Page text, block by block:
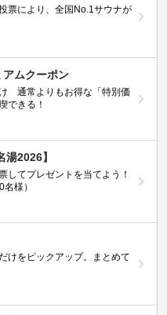
票により、全国No.1サウナが
アムクーポン
通常よりもお得な「特別価
できる！
湯2026】
してプレゼントを当てよう！
様）
けをピックアップ。まとめて